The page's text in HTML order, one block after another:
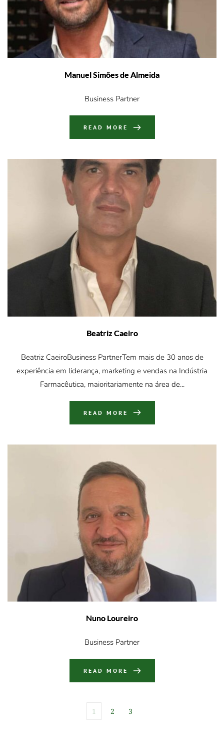
Manuel Simões de Almeida
Business Partner
READ MORE
Beatriz Caeiro
Beatriz CaeiroBusiness PartnerTem mais de 30 anos de
experiência em liderança, marketing e vendas na Indústria
Farmacêutica, maioritariamente na área de...
READ MORE
Nuno Loureiro
Business Partner
READ MORE
1 2 3